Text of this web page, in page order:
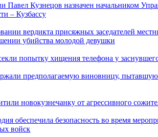
Павел Кузнецов назначен начальником
– Кузбассу
вердикта присяжных заседателей
убийства молодой девушки
попытку хищения телефона у
предполагаемую виновницу,
новокузнечанку от агрессивного
обеспечила безопасность во время
войск